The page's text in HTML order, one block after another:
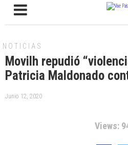
NOTICIAS
Movilh repudió
Patricia Maldonado
Junio 12, 2020
Views: